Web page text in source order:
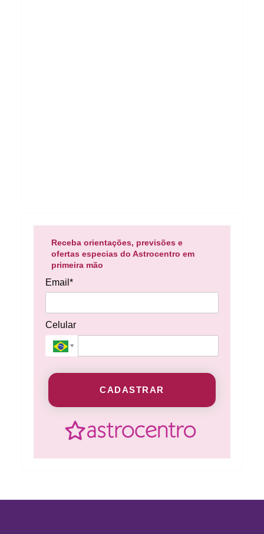
Receba orientações, previsões e
ofertas especias do Astrocentro em
primeira mão
Email*
Celular
CADASTRAR